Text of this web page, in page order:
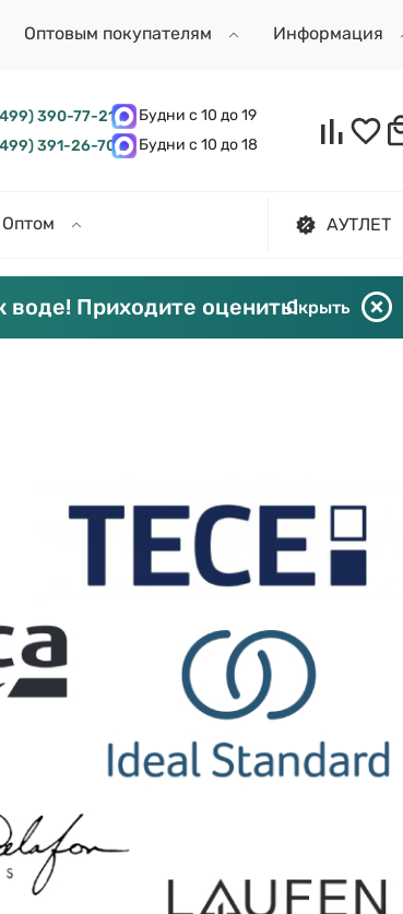
Оптовым покупателям Информация
390-77-21
Будни с 10 до 19
391-26-70 Будни с 10 до 18
Оптом АУТЛЕТ
Приходите оценить!Скрыть